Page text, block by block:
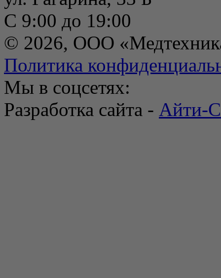
С 9:00 до 19:00
© 2026, ООО
Политика
Мы в соцсетях:
Разработка сайта - Айти-